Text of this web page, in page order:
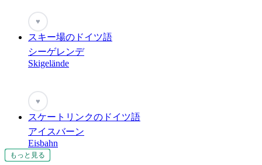
もっと見る
もっと見る
もっと見る
もっと見る
もっと見る
♥
スキー場のドイツ語
シーゲレンデ
Skigelände
♥
スケートリンクのドイツ語
アイスバーン
Eisbahn
もっと見る
もっと見る
もっと見る